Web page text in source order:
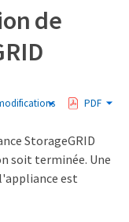
de
PDF
StorageGRID
soit terminée. Une
est